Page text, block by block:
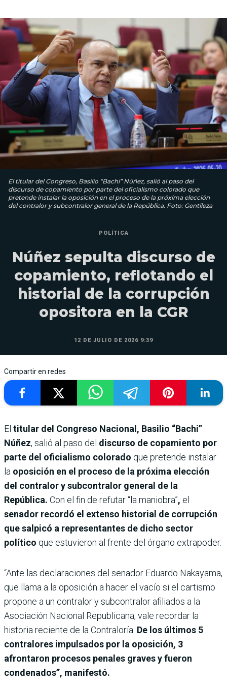
El titular del Congreso, Basilio “Bachi” Núñez, salió al paso del
discurso de copamiento por parte del oficialismo colorado que
pretende instalar la oposición en el proceso de la próxima elección
del contralor y subcontralor general de la República. Foto: Gentileza
POLÍTICA
Núñez sepulta discurso de
copamiento, reflotando el
historial de la corrupción
opositora en la CGR
12 DE JULIO DE 2026 9:39
Compartir en redes
El titular del Congreso Nacional, Basilio “Bachi”
Núñez, salió al paso del discurso de copamiento por
parte del oficialismo colorado que pretende instalar
la oposición en el proceso de la próxima elección
del contralor y subcontralor general de la
República. Con el fin de refutar “la maniobra”, el
senador recordó el extenso historial de corrupción
que salpicó a representantes de dicho sector
político que estuvieron al frente del órgano extrapoder.
“Ante las declaraciones del senador Eduardo Nakayama,
que llama a la oposición a hacer el vacío si el cartismo
propone a un contralor y subcontralor afiliados a la
Asociación Nacional Republicana, vale recordar la
historia reciente de la Contraloría: De los últimos 5
contralores impulsados por la oposición, 3
afrontaron procesos penales graves y fueron
condenados”, manifestó.